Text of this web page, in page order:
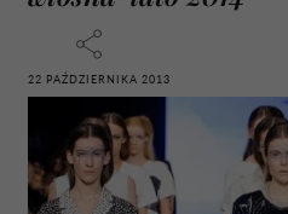
22 PAŹDZIERNIKA 2013